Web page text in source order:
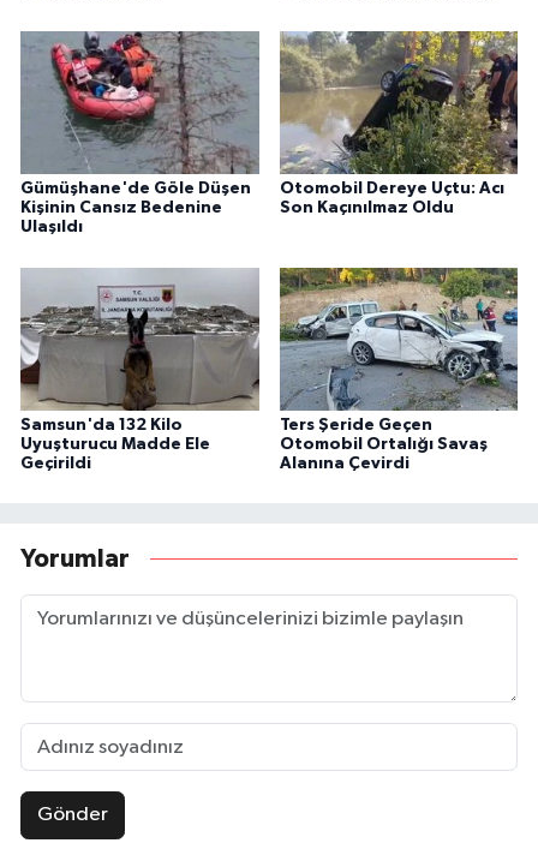
Gümüşhane'de Göle Düşen
Kişinin Cansız Bedenine
Ulaşıldı
Otomobil Dereye Uçtu: Acı
Son Kaçınılmaz Oldu
Samsun'da 132 Kilo
Uyuşturucu Madde Ele
Geçirildi
Ters Şeride Geçen
Otomobil Ortalığı Savaş
Alanına Çevirdi
Yorumlar
Gönder